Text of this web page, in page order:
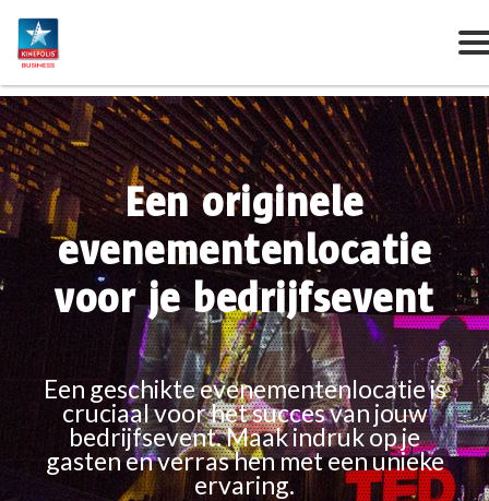
Een originele
evenementenlocatie
voor je bedrijfsevent
Een geschikte evenementenlocatie is
cruciaal voor het succes van jouw
bedrijfsevent. Maak indruk op je
gasten en verras hen met een unieke
ervaring.